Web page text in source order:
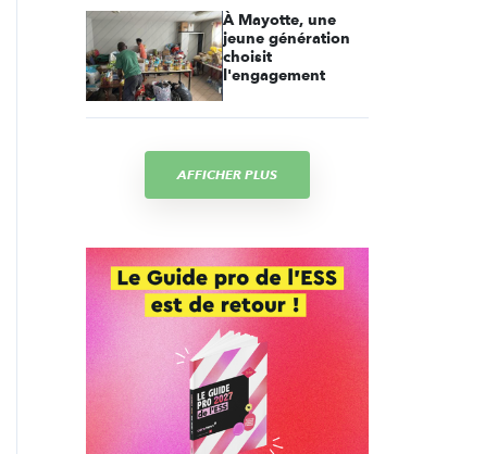
À Mayotte, une
jeune génération
choisit
l'engagement
AFFICHER PLUS